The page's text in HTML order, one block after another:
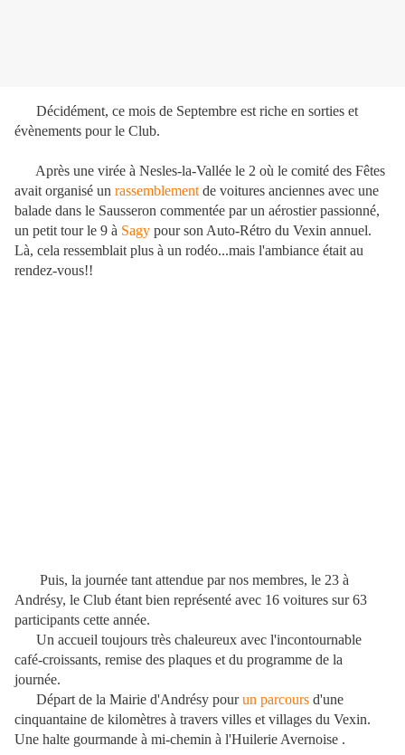
Décidément, ce mois de Septembre est riche en sorties et
évènements pour le Club.
Après une virée à Nesles-la-Vallée le 2 où le comité des Fêtes
avait organisé un rassemblement de voitures anciennes avec une
balade dans le Sausseron commentée par un aérostier passionné,
un petit tour le 9 à Sagy pour son Auto-Rétro du Vexin annuel.
Là, cela ressemblait plus à un rodéo...mais l'ambiance était au
rendez-vous!!
Puis, la journée tant attendue par nos membres, le 23 à
Andrésy, le Club étant bien représenté avec 16 voitures sur 63
participants cette année.
Un accueil toujours très chaleureux avec l'incontournable
café-croissants, remise des plaques et du programme de la
journée.
Départ de la Mairie d'Andrésy pourun parcours d'une
cinquantaine de kilomètres à travers villes et villages du Vexin.
Une halte gourmande à mi-chemin à l'Huilerie Avernoise .